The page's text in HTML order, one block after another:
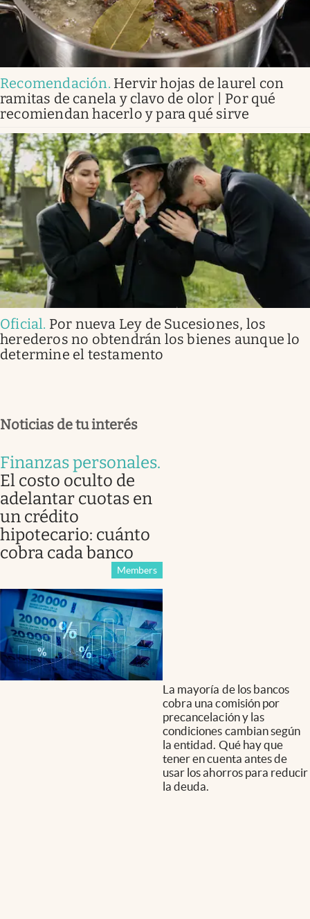
Recomendación. Hervir hojas de laurel con
ramitas de canela y clavo de olor | Por qué
recomiendan hacerlo y para qué sirve
Oficial. Por nueva Ley de Sucesiones, los
herederos no obtendrán los bienes aunque lo
determine el testamento
Noticias de tu interés
Finanzas personales.
El costo oculto de
adelantar cuotas en
un crédito
hipotecario: cuánto
cobra cada banco
Members
La mayoría de los bancos
cobra una comisión por
precancelación y las
condiciones cambian según
la entidad. Qué hay que
tener en cuenta antes de
usar los ahorros para reducir
la deuda.